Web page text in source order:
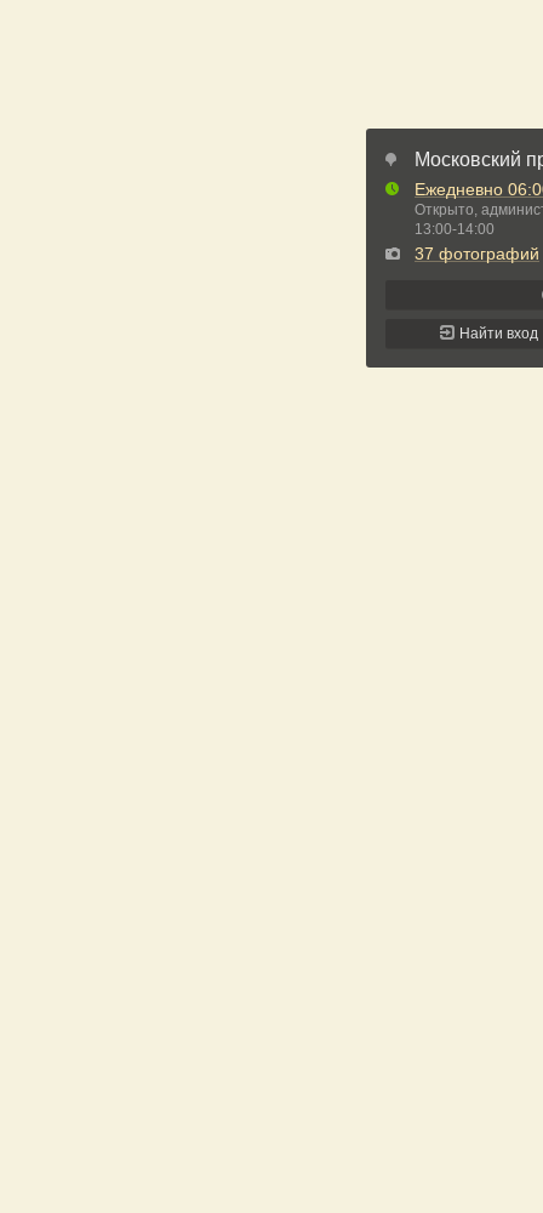
Московский
Ежедневно
Открыто,
13:00-14:00
37 фотографий
Найти вход